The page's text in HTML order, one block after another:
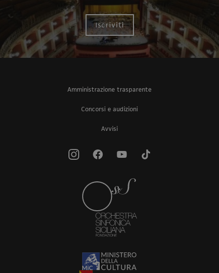
Iscriviti
Amministrazione trasparente
Concorsi e audizioni
Avvisi